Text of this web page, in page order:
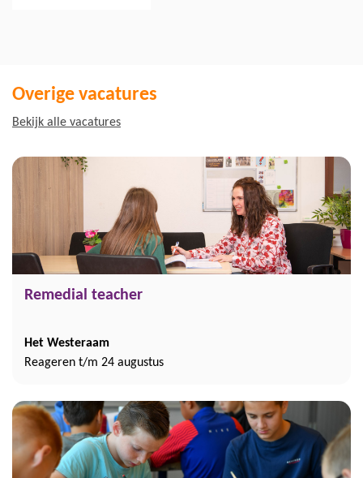
Overige vacatures
Bekijk alle vacatures
Remedial teacher
Het Westeraam
Reageren t/m 24 augustus